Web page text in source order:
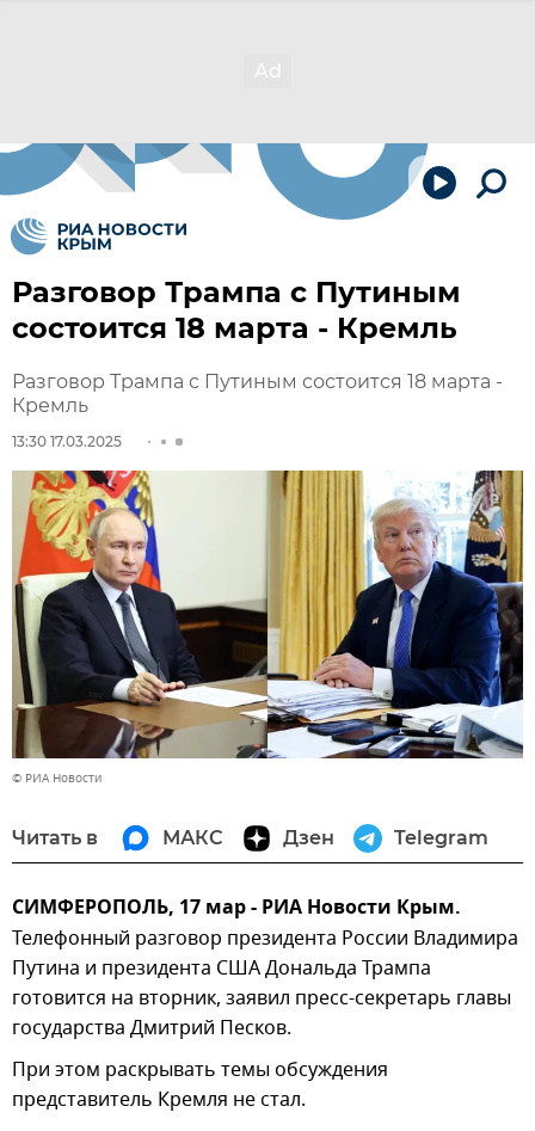
Разговор Трампа с Путиным
состоится 18 марта - Кремль
Разговор Трампа с Путиным состоится 18 марта -
Кремль
13:30 17.03.2025
© РИА Новости
Читать в МАКС Дзен Telegram
СИМФЕРОПОЛЬ, 17 мар - РИА Новости Крым.
Телефонный разговор президента России Владимира
Путина и президента США Дональда Трампа
готовится на вторник, заявил пресс-секретарь главы
государства Дмитрий Песков.
При этом раскрывать темы обсуждения
представитель Кремля не стал.